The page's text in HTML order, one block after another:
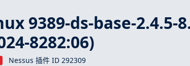
9389-ds-base-2.4.5-
8282:06)
Nessus 插件 ID 292309